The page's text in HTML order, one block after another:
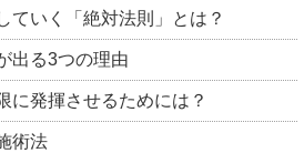
ていく「絶対法則」とは？
出る3つの理由
に発揮させるためには？
術法